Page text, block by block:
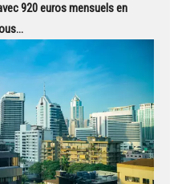
920 euros mensuels en